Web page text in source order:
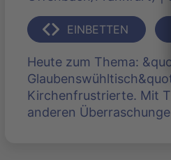
EINBETTEN
Heute zum Thema:
Kirchenfrustrierte. Mit
anderen